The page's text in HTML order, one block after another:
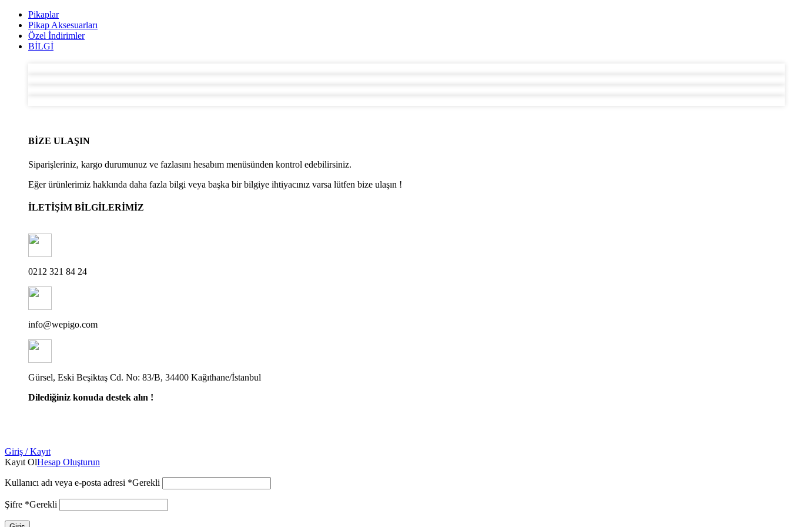
Pikaplar
Pikap Aksesuarları
Özel İndirimler
BİLGİ
BİZE ULAŞIN
Siparişleriniz, kargo durumunuz ve fazlasını hesabım menüsünden kontrol edebilirsiniz.
Eğer ürünlerimiz hakkında daha fazla bilgi veya başka bir bilgiye ihtiyacınız varsa lütfen bize ulaşın !
İLETİŞİM BİLGİLERİMİZ
0212 321 84 24
info@wepigo.com
Gürsel, Eski Beşiktaş Cd. No: 83/B, 34400 Kağıthane/İstanbul
Dilediğiniz konuda destek alın !
Giriş / Kayıt
Kayıt OlHesap Oluşturun
Kullanıcı adı veya e-posta adresi *Gerekli
Şifre *Gerekli